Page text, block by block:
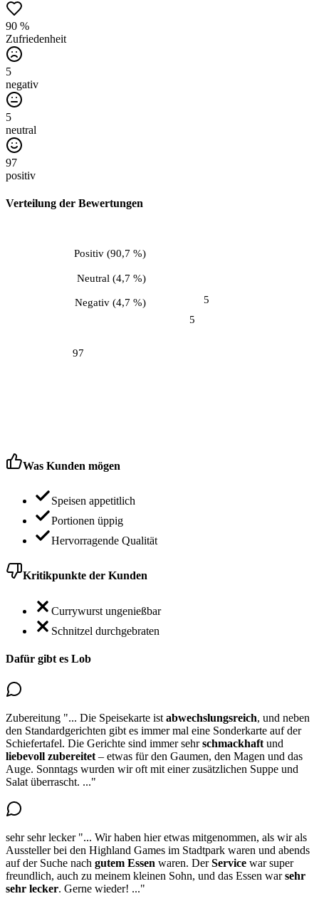
90 %
Zufriedenheit
5
negativ
5
neutral
97
positiv
Verteilung der Bewertungen
5
Negativ(4,7 %) 5
Neutral (4,7 %)
97
Positiv(90,7 %)
Was Kunden mögen
Speisen appetitlich
Portionen üppig
Hervorragende Qualität
Kritikpunkte der Kunden
Currywurst ungenießbar
Schnitzel durchgebraten
Dafür gibt es Lob
Zubereitung "... Die Speisekarte ist abwechslungsreich, und neben
den Standardgerichten gibt es immer mal eine Sonderkarte auf der
Schiefertafel. Die Gerichte sind immer sehrschmackhaft und
liebevoll zubereitet – etwas für den Gaumen, den Magen und das
Auge. Sonntags wurden wir oft mit einer zusätzlichen Suppe und
Salat überrascht. ..."
sehr sehr lecker "... Wir haben hier etwas mitgenommen, als wir als
Aussteller bei den Highland Games im Stadtpark waren und abends
auf der Suche nach gutem Essen waren. DerService war super
freundlich, auch zu meinem kleinen Sohn, und das Essen warsehr
sehr lecker. Gerne wieder! ..."